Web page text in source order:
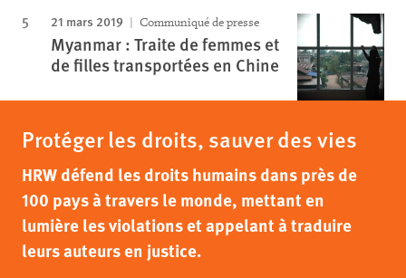
21 mars 2019 Communiqué de presse
Myanmar : Traite de femmes et
de filles transportées en Chine
Protéger les droits, sauver des vies
HRW défend les droits humains dans près de
100 pays à travers le monde, mettant en
lumière les violations et appelant à traduire
leurs auteurs en justice.